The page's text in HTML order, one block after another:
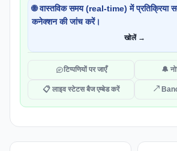
🌐 वास्तविक समय (real-time) में प्रतिक्रिया
कनेक्शन की जांच करें।
खोलें →
टिप्पणियों पर जाएँ 🔔
📋 लाइव स्टेटस बैज एम्बेड करें ↗